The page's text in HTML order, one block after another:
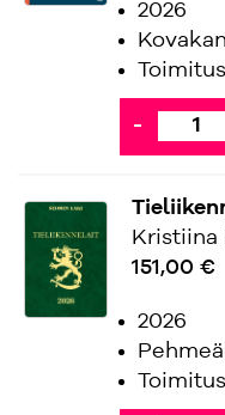
2026
-
Kristiina
151,00 €
2026